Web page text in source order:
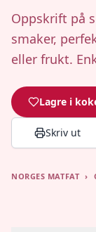
Oppskrift på
smaker,
eller frukt.
Lagre i
Skriv ut
NORGES MATFAT ›